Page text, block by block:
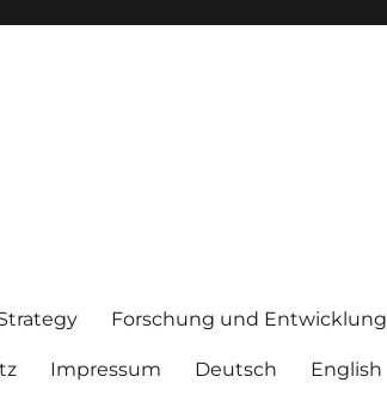
Forschung und Entwicklung
Impressum Deutsch English